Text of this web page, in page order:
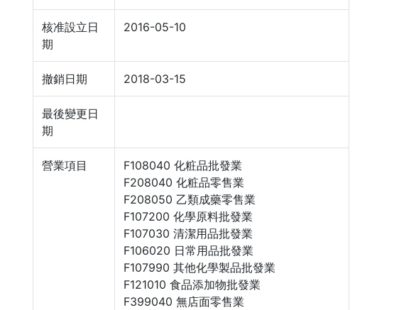
核准設立日
期
2016-05-10
撤銷日期 2018-03-15
最後變更日
期
營業項目
F108040 化粧品批發業
F208040 化粧品零售業
F208050 乙類成藥零售業
F107200 化學原料批發業
F107030 清潔用品批發業
F106020 日常用品批發業
F107990 其他化學製品批發業
F121010 食品添加物批發業
F399040 無店面零售業